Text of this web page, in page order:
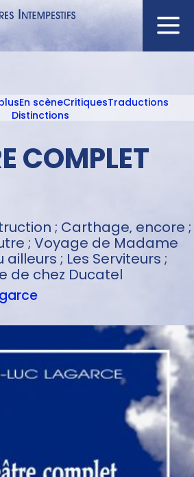
Aller
au
principal
En scèneCritiquesTraductions
Distinctions
COMPLET
; Carthage‚ encore ;
; Voyage de Madame
ailleurs ; Les Serviteurs ;
de chez Ducatel